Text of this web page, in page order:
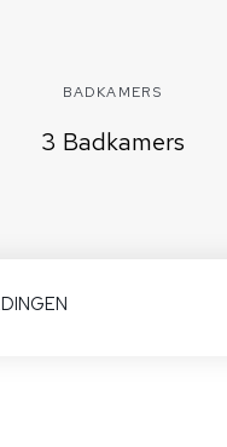
BADKAMERS
3 Badkamers